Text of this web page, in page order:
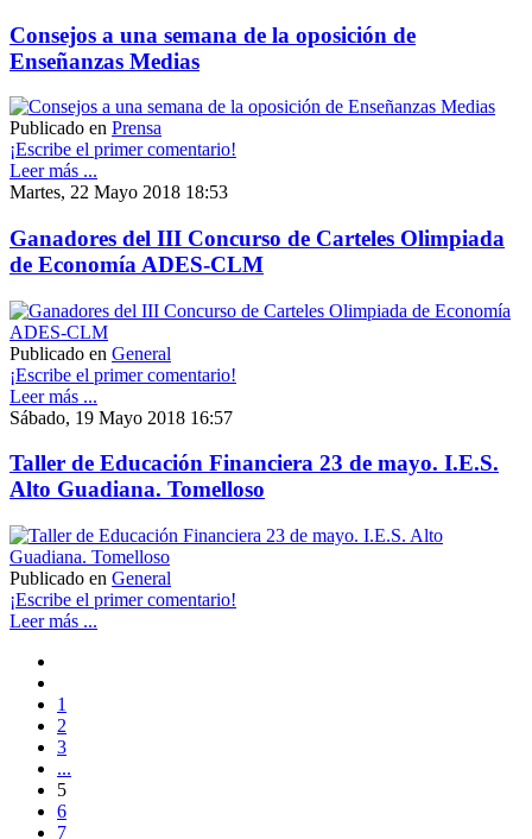
Consejos a una semana de la oposición de
Enseñanzas Medias
Publicado en Prensa
¡Escribe el primer comentario!
Leer más ...
Martes, 22 Mayo 2018 18:53
Ganadores del III Concurso de Carteles Olimpiada
de Economía ADES-CLM
Publicado en General
¡Escribe el primer comentario!
Leer más ...
Sábado, 19 Mayo 2018 16:57
Taller de Educación Financiera 23 de mayo. I.E.S.
Alto Guadiana. Tomelloso
Publicado en General
¡Escribe el primer comentario!
Leer más ...
1
2
3
...
5
6
7